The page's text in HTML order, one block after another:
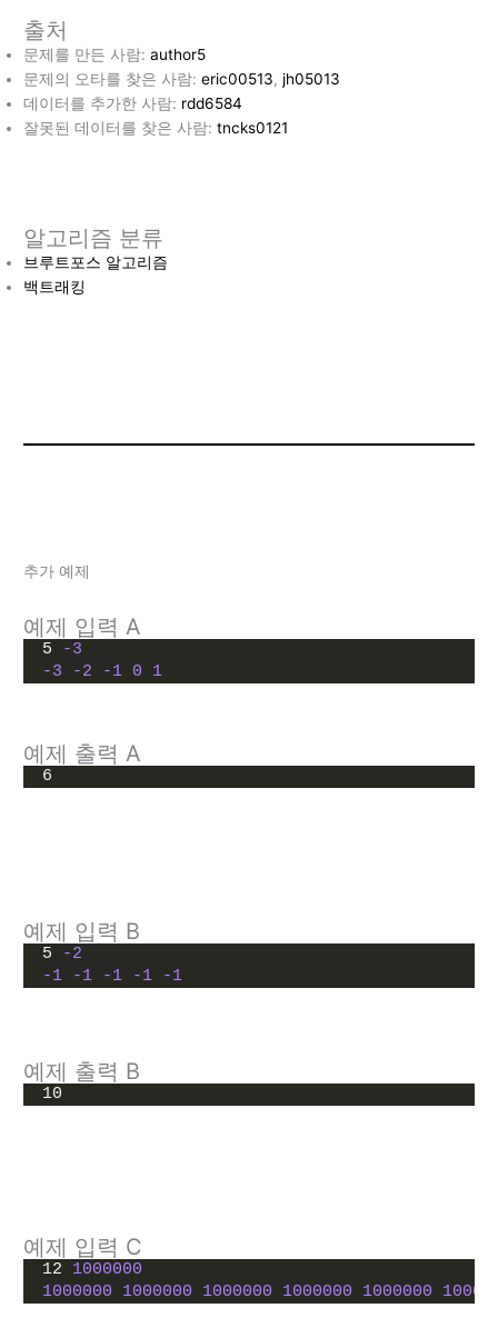
출처
문제를 만든 사람:author5
문제의 오타를 찾은 사람:eric00513,jh05013
데이터를 추가한 사람: rdd6584
잘못된 데이터를 찾은 사람:tncks0121
알고리즘 분류
브루트포스 알고리즘
백트래킹
추가 예제
예제 입력 A
5
-3
-3
-2 -1 0 1
예제 출력 A
6
예제 입력 B
5
-2
-1
-1 -1 -1 -1
예제 출력 B
10
예제 입력 C
12 1000000
1000000
1000000 1000000 1000000 1000000